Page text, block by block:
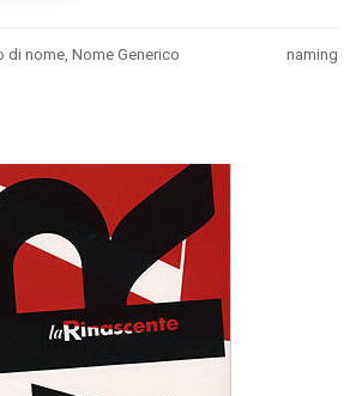
naming
di nome Nome Generico